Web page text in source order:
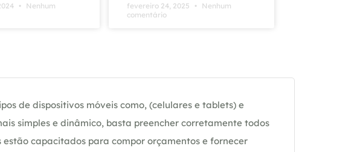
Nenhum
fevereiro 24, 2025
Nenhum
comentário
de dispositivos móveis como, (celulares e tablets) e
simples e dinâmico, basta preencher corretamente todos
capacitados para compor orçamentos e fornecer